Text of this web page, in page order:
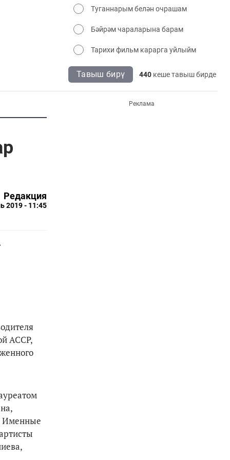
Туганнарым белән очрашам
Бәйрәм чараларына барам
Тарихи фильм карарга уйлыйм
Тавыш бирү 440 кеше тавыш бирде
Редакция
2019 - 11:45
АССР,
Именные
Реклама